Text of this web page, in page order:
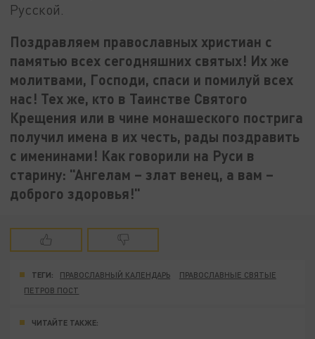
Русской.
Поздравляем православных христиан с
памятью всех сегодняшних святых! Их же
молитвами, Господи, спаси и помилуй всех
нас! Тех же, кто в Таинстве Святого
Крещения или в чине монашеского пострига
получил имена в их честь, рады поздравить
с именинами! Как говорили на Руси в
старину: "Ангелам – злат венец, а вам –
доброго здоровья!"
ТЕГИ: ПРАВОСЛАВНЫЙ КАЛЕНДАРЬ
ПРАВОСЛАВНЫЕ СВЯТЫЕ
ПЕТРОВ ПОСТ
ЧИТАЙТЕ ТАКЖЕ: